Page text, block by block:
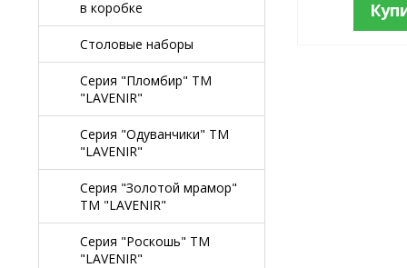
в коробке
Столовые наборы
Серия "Пломбир" TM
"LAVENIR"
Серия "Одуванчики" TM
"LAVENIR"
Серия "Золотой мрамор"
TM "LAVENIR"
Серия "Роскошь" TM
"LAVENIR"